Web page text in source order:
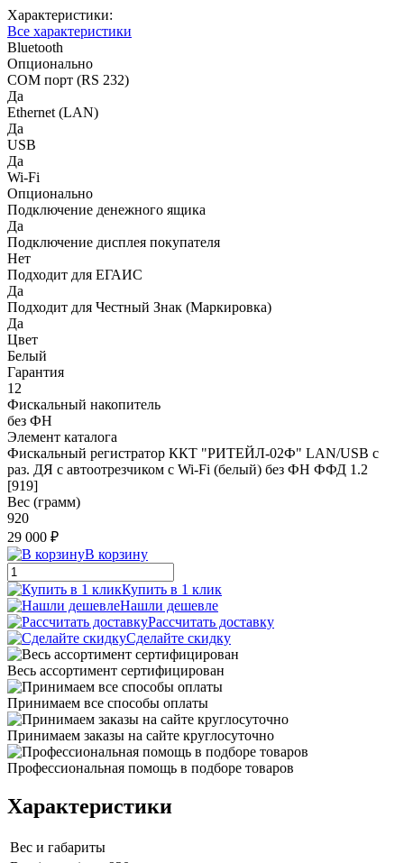
Характеристики:
Все характеристики
Bluetooth
Опционально
COM порт (RS 232)
Да
Ethernet (LAN)
Да
USB
Да
Wi-Fi
Опционально
Подключение денежного ящика
Да
Подключение дисплея покупателя
Нет
Подходит для ЕГАИС
Да
Подходит для Честный Знак (Маркировка)
Да
Цвет
Белый
Гарантия
12
Фискальный накопитель
без ФН
Элемент каталога
Фискальный регистратор ККТ "РИТЕЙЛ-02Ф" LAN/USB с
раз. ДЯ с автоотрезчиком c Wi-Fi (белый) без ФН ФФД 1.2
[919]
Вес (грамм)
920
29 000 ₽
В корзину
Купить в 1 клик
Нашли дешевле
Рассчитать доставку
Сделайте скидку
Весь ассортимент сертифицирован
Принимаем все способы оплаты
Принимаем заказы на сайте круглосуточно
Профессиональная помощь в подборе товаров
Характеристики
Вес и габариты